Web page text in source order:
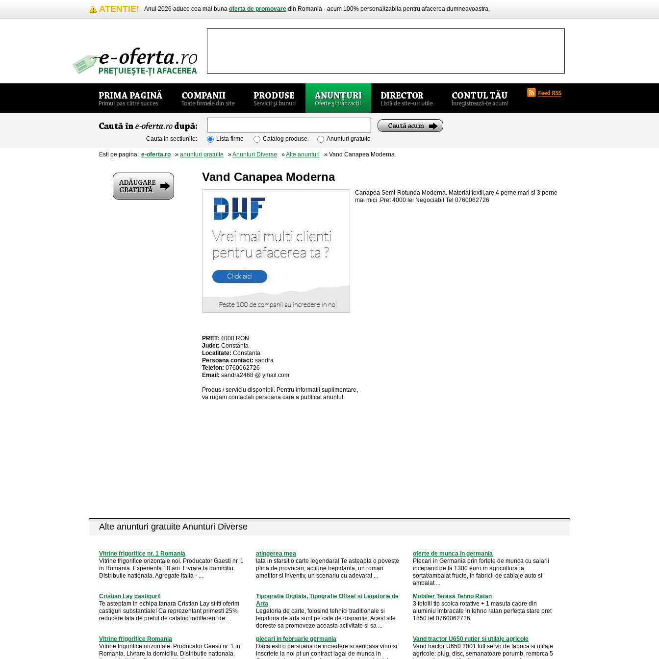
ATENTIE! Anul 2026 aduce cea mai buna oferta de promovare din Romania - acum 100% personalizabila pentru afacerea dumneavoastra.
Cauta in sectiunile: Lista firme Catalog produse Anunturi gratuite
Esti pe pagina: e-oferta.ro » anunturi gratuite »Anunturi Diverse »Alte anunturi » Vand Canapea Moderna
Vand Canapea Moderna
Canapea Semi-Rotunda Moderna. Material textil,are 4 perne mari si 3 perne
mai mici .Pret 4000 lei Negociabil Tel 0760062726
PRET: 4000 RON
Judet: Constanta
Localitate: Constanta
Persoana contact: sandra
Telefon: 0760062726
Email: sandra2468 @ ymail.com
Produs / serviciu disponibil . Pentru informatii suplimentare,
va rugam contactati persoana care a publicat anuntul.
Alte anunturi gratuite Anunturi Diverse
Vitrine frigorifice nr. 1 Romania
Vitrine frigorifice orizontale noi. Producator Gaesti nr. 1
in Romania. Experienta 18 ani. Livrare la domiciliu.
Distributie nationala. Agregate Italia - ...
atingerea mea
Iata in sfarsit o carte legendara! Te asteapta o poveste
plina de provocari, actiune trepidanta, un roman
ametitor si inventiv, un scenariu cu adevarat ...
oferte de munca in germania
Plecari in Germania prin fortele de munca cu salarii
incepand de la 1300 euro in agricultura la
sortat/ambalat fructe, in fabricii de cablaje auto si
ambalat ...
Cristian Lay castiguri!
Te asteptam in echipa tanara Cristian Lay si iti oferim
castiguri substantiale! Ca reprezentant primesti 25%
reducere fata de pretul de catalog indifferent de ...
Tipografie Digitala, Tipografie Offset si Legatorie de
Arta
Legatoria de carte, folosind tehnici traditionale si
legatoria de arta sunt pe cale de disparitie. Acest site
doreste sa promoveze aceasta activitate si sa ...
Mobilier Terasa Tehno Ratan
3 fotolii tip scoica rotative + 1 masuta cadre din
aluminiu imbracate in tehno ratan perfecta stare pret
1850 tel 0760062726
Vitrine frigorifice Romania
Vitrine frigorifice orizontale. Producator Gaesti nr. 1 in
Romania. Livrare la domiciliu. Distributie nationala.
plecari in februarie germania
Daca esti o persoana de incredere si serioasa vino si
inscriete la noi pt un contract lagal de munca in
Vand tractor U650 rutier si utilaje agricole
Vand tractor U650 2001 full servo de fabrica si utilaje
agricole: plug, disc, semanatoare porumb, remorca 5